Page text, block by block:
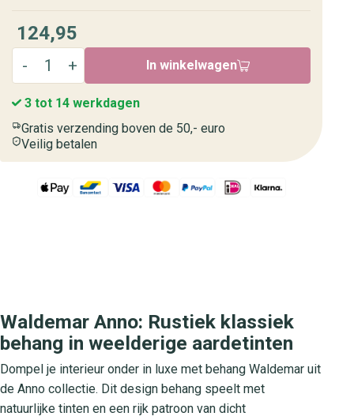
124,95
In winkelwagen
3 tot 14 werkdagen
Gratis verzending boven de 50,- euro
Veilig betalen
Waldemar Anno: Rustiek klassiek
behang in weelderige aardetinten
Dompel je interieur onder in luxe met behang Waldemar uit
de Anno collectie. Dit design behang speelt met
natuurlijke tinten en een rijk patroon van dicht